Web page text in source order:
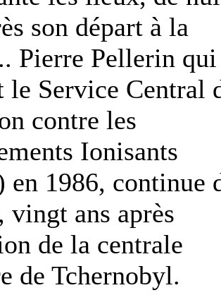
son départ à la
Pierre Pellerin qui
le Service Central
contre les
Ionisants
en 1986, continue
vingt ans après
de la centrale
de Tchernobyl.